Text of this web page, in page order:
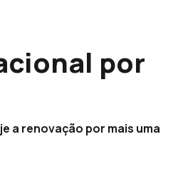
por
a renovação por mais uma